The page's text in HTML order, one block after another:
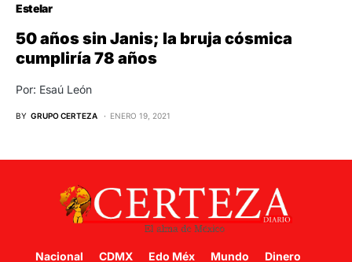
Estelar
50 años sin Janis; la bruja cósmica
cumpliría 78 años
Por: Esaú León
BY GRUPO CERTEZA ENERO 19, 2021
Nacional CDMX Edo Méx Mundo Dinero